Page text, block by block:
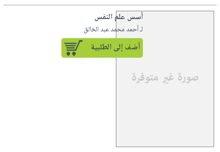
أسس علم النفس
لـ أحمد محمد عبد الخالق
أضف إلى الطلبية